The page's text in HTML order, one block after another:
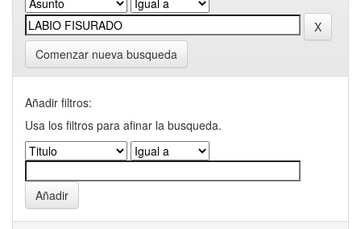
Comenzar nueva busqueda
Añadir filtros:
Usa los filtros para afinar la busqueda.